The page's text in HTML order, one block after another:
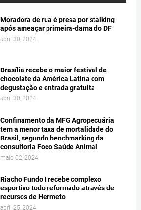
Moradora de rua é presa por stalking
após ameaçar primeira-dama do DF
abril 30, 2024
Brasília recebe o maior festival de
chocolate da América Latina com
degustação e entrada gratuita
abril 30, 2024
Confinamento da MFG Agropecuária
tem a menor taxa de mortalidade do
Brasil, segundo benchmarking da
consultoria Foco Saúde Animal
maio 02, 2024
Riacho Fundo I recebe complexo
esportivo todo reformado através de
recursos de Hermeto
abril 25, 2024